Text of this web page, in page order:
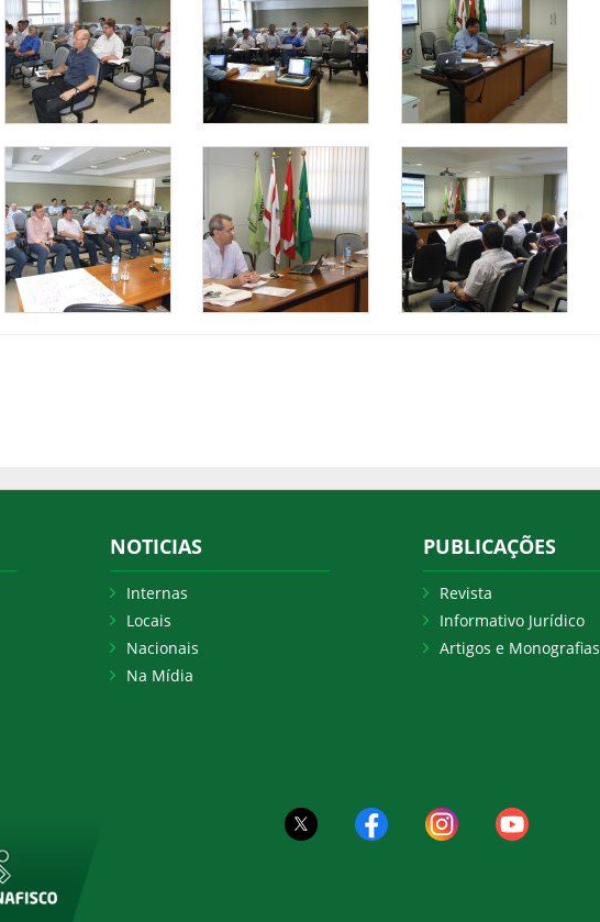
NOTICIAS
Internas
Locais
Nacionais
Na Mídia
PUBLICAÇÕES
Revista
Informativo Jurídico
Artigos e Monografias